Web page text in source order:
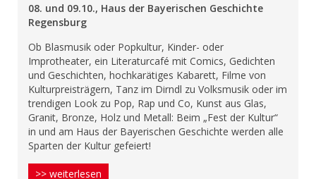
08. und 09.10., Haus der Bayerischen Geschichte
Regensburg
Ob Blasmusik oder Popkultur, Kinder- oder
Improtheater, ein Literaturcafé mit Comics, Gedichten
und Geschichten, hochkarätiges Kabarett, Filme von
Kulturpreisträgern, Tanz im Dirndl zu Volksmusik oder im
trendigen Look zu Pop, Rap und Co, Kunst aus Glas,
Granit, Bronze, Holz und Metall: Beim „Fest der Kultur“
in und am Haus der Bayerischen Geschichte werden alle
Sparten der Kultur gefeiert!
>> weiterlesen